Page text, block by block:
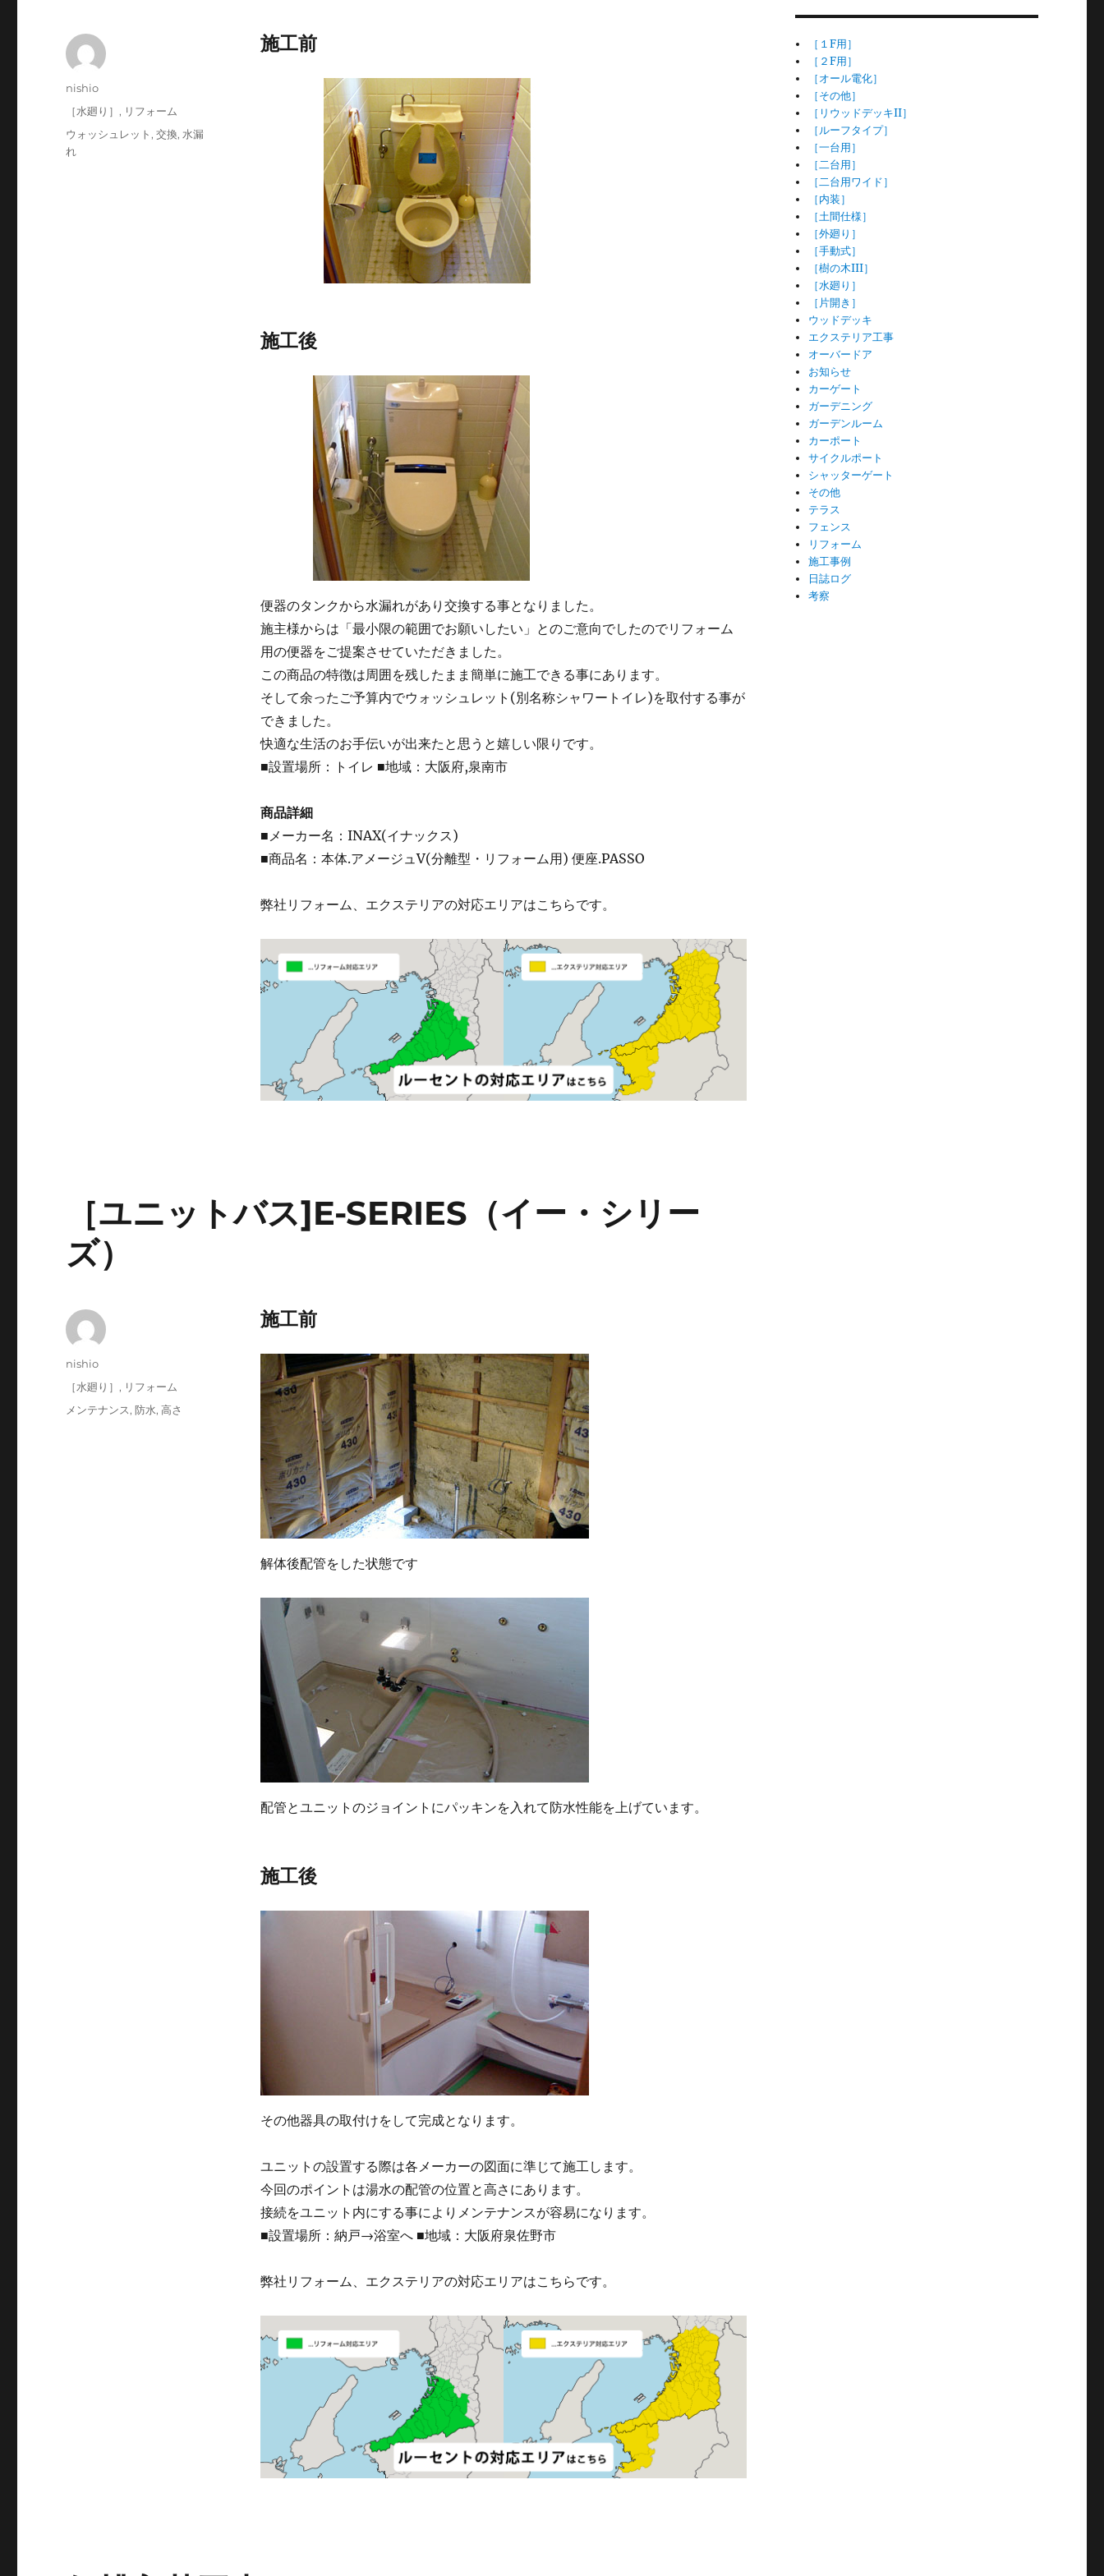
施工前
施工後
便器のタンクから水漏れがあり交換する事となりました。
施主様からは「最小限の範囲でお願いしたい」とのご意向でしたのでリフォーム
用の便器をご提案させていただきました。
この商品の特徴は周囲を残したまま簡単に施工できる事にあります。
そして余ったご予算内でウォッシュレット(別名称シャワートイレ)を取付する事が
できました。
快適な生活のお手伝いが出来たと思うと嬉しい限りです。
■設置場所：トイレ ■地域：大阪府,泉南市
商品詳細
■メーカー名：INAX(イナックス)
■商品名：本体.アメージュV(分離型・リフォーム用) 便座.PASSO
弊社リフォーム、エクステリアの対応エリアはこちらです。
投
者
nishio
投
稿
日:
カ
テ
ゴ
［水廻り］ , リフォーム
タ
グ
ウォッシュレット ,交換, 水漏
れ
［ユニットバス]E-SERIES（イー・シリー
ズ）
施工前
解体後配管をした状態です
配管とユニットのジョイントにパッキンを入れて防水性能を上げています。
施工後
その他器具の取付けをして完成となります。
ユニットの設置する際は各メーカーの図面に準じて施工します。
今回のポイントは湯水の配管の位置と高さにあります。
接続をユニット内にする事によりメンテナンスが容易になります。
■設置場所：納戸→浴室へ ■地域：大阪府泉佐野市
弊社リフォーム、エクステリアの対応エリアはこちらです。
投
稿
者
nishio
投
稿
カ
テ
［水廻り］, リフォーム
タ
メンテナンス,防水,高さ
［１F用］
［２F用］
［オール電化］
［その他］
［リウッドデッキII］
［ルーフタイプ］
［一台用］
［二台用］
［二台用ワイド］
［内装］
［土間仕様］
［外廻り］
［手動式］
［樹の木III］
［水廻り］
［片開き］
ウッドデッキ
エクステリア工事
オーバードア
お知らせ
カーゲート
ガーデニング
ガーデンルーム
カーポート
サイクルポート
シャッターゲート
その他
テラス
フェンス
リフォーム
施工事例
日誌ログ
考察